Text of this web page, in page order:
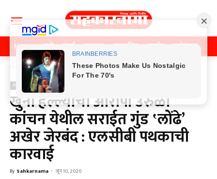
Home पुणे मुंबई महाराष्ट्र राजकीय क्राईम मनोरंजन
Home Previos News
Previos News
खुनी हल्ल्याचा आरोपी उरुळी
कांचन येथील सराईत गुंड ‛लोंढे’
अखेर जेरबंद : एलसीबी पथकाची
कारवाई
By Sahkarnama - जून 10, 2020